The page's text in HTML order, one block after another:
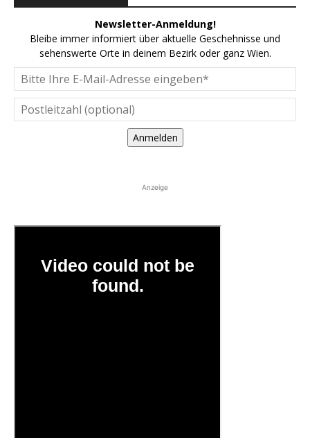
Newsletter-Anmeldung!
Bleibe immer informiert über aktuelle Geschehnisse und
sehenswerte Orte in deinem Bezirk oder ganz Wien.
Anmelden
Anzeige